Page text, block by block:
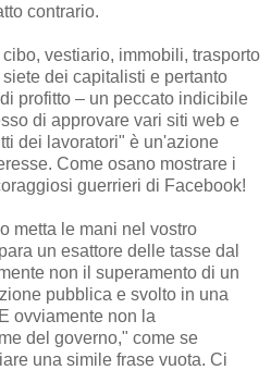
contrario.
vestiario, immobili, trasporto
dei capitalisti e pertanto
profitto – un peccato indicibile
di approvare vari siti web e
dei lavoratori" è un'azione
Come osano mostrare i
guerrieri di Facebook!
metta le mani nel vostro
un esattore delle tasse dal
non il superamento di un
pubblica e svolto in una
ovviamente non la
del governo," come se
una simile frase vuota. Ci